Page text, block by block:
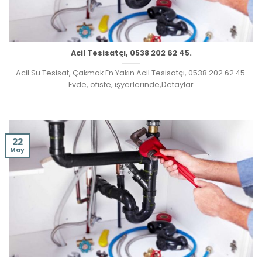
Acil Tesisatçı, 0538 202 62 45.
Acil Su Tesisat, Çakmak En Yakın Acil Tesisatçı, 0538 202 62 45.
Evde, ofiste, işyerlerinde,Detaylar
22
May